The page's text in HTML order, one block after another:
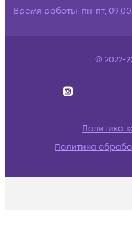
Время работы: пн-пт,
© 2022-
Политика
Политика